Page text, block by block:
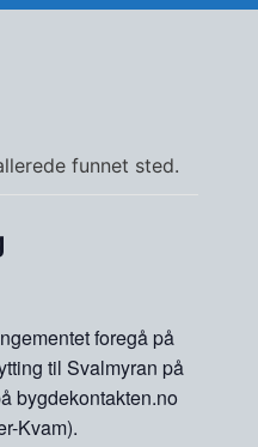
funnet sted.
foregå på
til Svalmyran på
bygdekontakten.no
Kvam).